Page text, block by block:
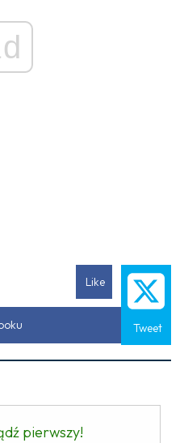
Like
Tweet
pierwszy!